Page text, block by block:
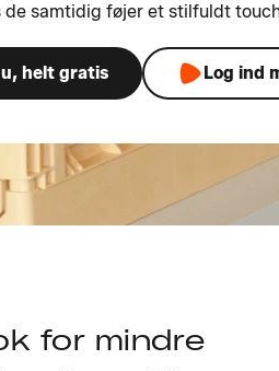
de samtidig føjer et stilfuldt
helt gratis Log ind
for mindre